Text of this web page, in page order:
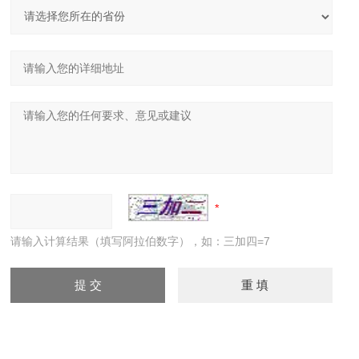
请输入计算结果（填写阿拉伯数字），如：三加四=7